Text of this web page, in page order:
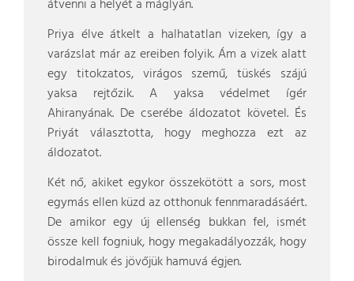
átvenni a helyét a máglyán.
Priya élve átkelt a halhatatlan vizeken, így a
varázslat már az ereiben folyik. Ám a vizek alatt
egy titokzatos, virágos szemű, tüskés szájú
yaksa rejtőzik. A yaksa védelmet ígér
Ahiranyának. De cserébe áldozatot követel. És
Priyát választotta, hogy meghozza ezt az
áldozatot.
Két nő, akiket egykor összekötött a sors, most
egymás ellen küzd az otthonuk fennmaradásáért.
De amikor egy új ellenség bukkan fel, ismét
össze kell fogniuk, hogy megakadályozzák, hogy
birodalmuk és jövőjük hamuvá égjen.